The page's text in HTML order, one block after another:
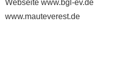
Webseite www.bgl-ev.de
www.mauteverest.de